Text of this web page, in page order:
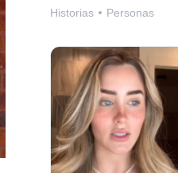
Historias Personas